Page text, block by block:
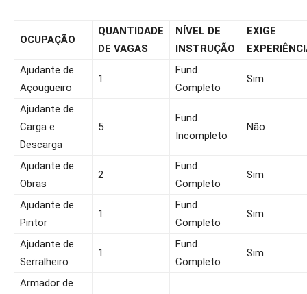
OCUPAÇÃO
QUANTIDADE
DE VAGAS
NÍVEL DE
INSTRUÇÃO
EXIGE
Ajudante de
Açougueiro
1
Fund.
Completo
Sim
Ajudante de
Carga e
Descarga
5
Fund.
Incompleto
Não
Ajudante de
Obras
2
Fund.
Completo
Sim
Ajudante de
Pintor
1
Fund.
Completo
Sim
Ajudante de
Serralheiro
1
Fund.
Completo
Sim
Armador de